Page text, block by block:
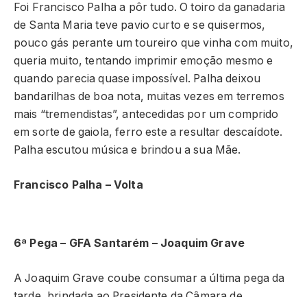
Foi Francisco Palha a pôr tudo. O toiro da ganadaria
de Santa Maria teve pavio curto e se quisermos,
pouco gás perante um toureiro que vinha com muito,
queria muito, tentando imprimir emoção mesmo e
quando parecia quase impossível. Palha deixou
bandarilhas de boa nota, muitas vezes em terremos
mais “tremendistas”, antecedidas por um comprido
em sorte de gaiola, ferro este a resultar descaídote.
Palha escutou música e brindou a sua Mãe.
Francisco Palha – Volta
6ª Pega – GFA Santarém – Joaquim Grave
A Joaquim Grave coube consumar a última pega da